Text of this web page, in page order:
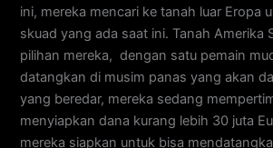
ini, mereka mencari ke tanah luar Eropa
skuad yang ada saat ini. Tanah Amerika
pilihan mereka, dengan satu pemain
datangkan di musim panas yang akan
yang beredar, mereka sedang
menyiapkan dana kurang lebih 30 juta
mereka siapkan untuk bisa